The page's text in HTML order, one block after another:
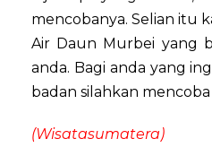
mencobanya. Selian itu
Air Daun Murbei yang
anda. Bagi anda yang
badan silahkan
(Wisatasumatera)